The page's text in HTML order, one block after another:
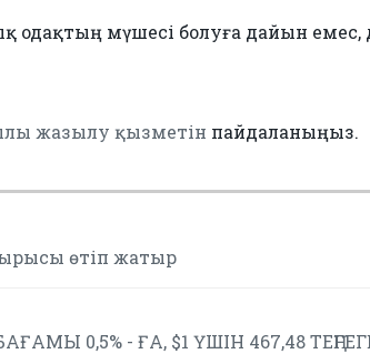
мүшесі болуға дайын емес,
жазылу қызметін пайдаланыңыз.
өтіп жатыр
0,5% - ҒА, $1 ҮШІН 467,48